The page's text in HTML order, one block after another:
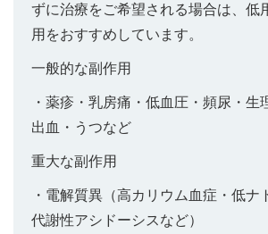
ずに治療をご希望される場合は、低
用をおすすめしています。
一般的な副作用
・薬疹・乳房痛・低血圧・頻尿・生
出血・うつなど
重大な副作用
・電解質異（高カリウム血症・低ナ
代謝性アシドーシスなど）